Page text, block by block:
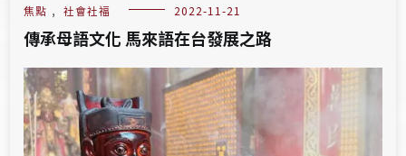
焦點 , 社會社福 2022-11-21
傳承母語文化 馬來語在台發展之路